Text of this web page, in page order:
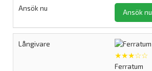
Ansök nu
★★★☆☆
Ferratum